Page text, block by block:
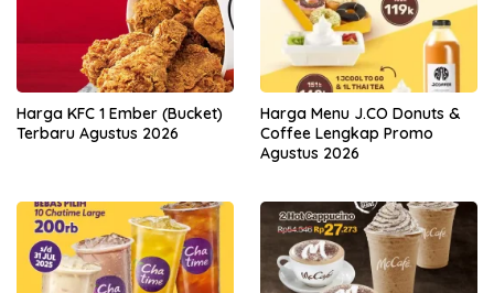
Harga KFC 1 Ember (Bucket)
Terbaru Agustus 2026
Harga Menu J.CO Donuts &
Coffee Lengkap Promo
Agustus 2026